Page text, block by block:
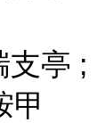
支亭 ;
甲